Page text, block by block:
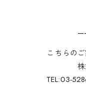
こちらの
TEL:03-